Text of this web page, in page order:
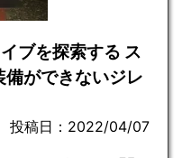
ブを探索する ス
ができないジレ
投稿日：2022/04/07